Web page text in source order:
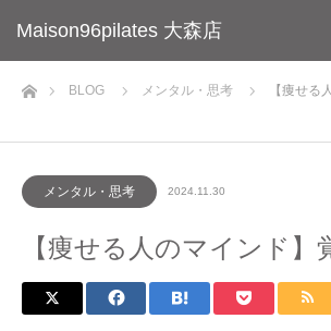
Maison96pilates 大森店
ホームBLOG メンタル・思考 【痩せる
メンタル・思考 2024.11.30
【痩せる人のマインド】